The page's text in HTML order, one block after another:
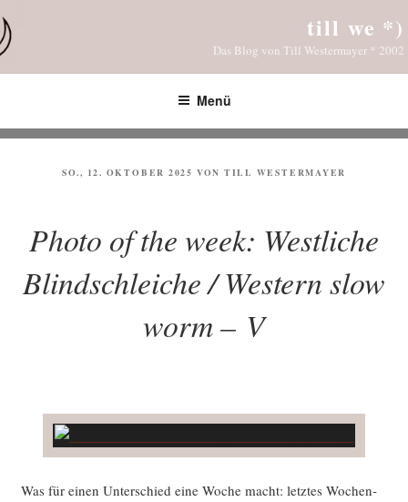
Inhalt
springen
till we *)
Das Blog von Till Westermayer * 2002
Menü
VERÖFFENTLICHT
SO., 12. OKTOBER 2025 VON TILL WESTERMAYER
Photo of the week: Westliche
Blindschleiche / Western slow
worm – V
Was für einen Unter­schied eine Woche macht: letz­tes Wochen­